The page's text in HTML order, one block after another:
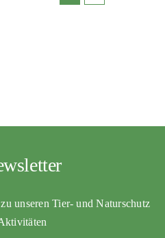
unseren Tier- und Naturschutz